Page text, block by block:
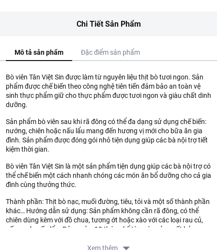
Chi Tiết Sản Phẩm
Mô tả sản phẩm Đặc điểm sản phẩm
Bò viên Tân Việt Sin được làm từ nguyên liệu thịt bò tươi ngon. Sản
phẩm được chế biến theo công nghệ tiên tiến đảm bảo an toàn vệ
sinh thực phẩm giữ cho thực phẩm được tươi ngon và giàu chất dinh
dưỡng.
Sản phẩm bò viên sau khi rã đông có thể đa dạng sử dụng chế biến:
nướng, chiên hoặc nấu lẩu mang đến hương vị mới cho bữa ăn gia
đình. Sản phẩm được đóng gói nhỏ tiện dụng giúp các bà nội trợ tiết
kiệm thời gian.
Bò viên Tân Việt Sin là một sản phẩm tiện dụng giúp các bà nội trợ có
thể chế biến một cách nhanh chóng các món ăn bổ dưỡng cho cả gia
đình cùng thưởng thức.
Thành phần: Thịt bò nạc, muối đường, tiêu, tỏi và một số thành phần
khác… Hướng dẫn sử dụng: Sản phẩm không cần rã đông, có thể
chiên dùng kèm với đồ chua, tương ớt hoặc xào với các loại rau củ,
nấu canh, nấu lẩu. Bảo quản: 12 tháng kể từ ngày sản xuất bảo
bảo quản ở nhiệt độ - 5 độ C đến 0 độ C. Xuất xứ: Việt Nam.
Xem thêm